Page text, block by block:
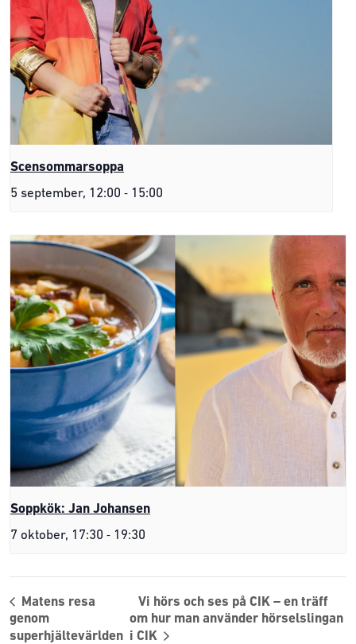
Scensommarsoppa
5 september, 12:00 - 15:00
Soppkök: Jan Johansen
7 oktober, 17:30 - 19:30
Matens resa
genom
superhjältevärlden
Vi hörs och ses på CIK – en träff
om hur man använder hörselslingan
i CIK